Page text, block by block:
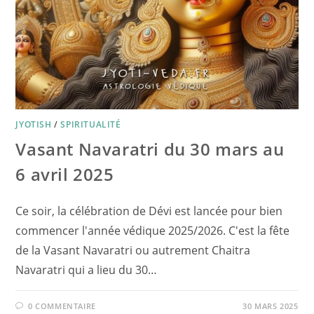
JYOTISH /SPIRITUALITÉ
Vasant Navaratri du 30 mars au
6 avril 2025
Ce soir, la célébration de Dévi est lancée pour bien
commencer l'année védique 2025/2026. C'est la fête
de la Vasant Navaratri ou autrement Chaitra
Navaratri qui a lieu du 30…
0 COMMENTAIRE 30 MARS 2025